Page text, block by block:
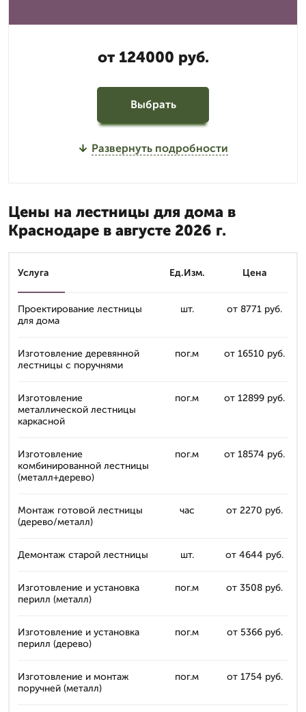
от 124000 руб.
Выбрать
Развернуть подробности
Цены на лестницы для дома в
Краснодаре в августе 2026 г.
Услуга Ед.Изм. Цена
Проектирование лестницы
для дома
шт. от 8771 руб.
Изготовление деревянной
лестницы с поручнями
пог.м от 16510 руб.
Изготовление
металлической лестницы
каркасной
пог.м от 12899 руб.
Изготовление
комбинированной лестницы
(металл+дерево)
пог.м от 18574 руб.
Монтаж готовой лестницы
(дерево/металл)
час от 2270 руб.
Демонтаж старой лестницы шт. от 4644 руб.
Изготовление и установка
перилл (металл)
пог.м от 3508 руб.
Изготовление и установка
перилл (дерево)
пог.м от 5366 руб.
Изготовление и монтаж
поручней (металл)
пог.м от 1754 руб.